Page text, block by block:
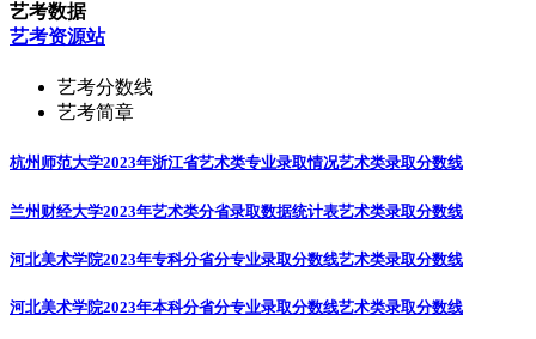
艺考数据
艺考资源站
艺考分数线
艺考简章
杭州师范大学2023年浙江省艺术类专业录取情况艺术类录取分数线
兰州财经大学2023年艺术类分省录取数据统计表艺术类录取分数线
河北美术学院2023年专科分省分专业录取分数线艺术类录取分数线
河北美术学院2023年本科分省分专业录取分数线艺术类录取分数线